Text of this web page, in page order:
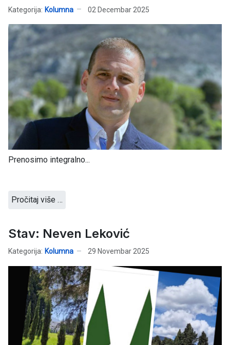
Kategorija: Kolumna 02 Decembar 2025
Prenosimo integralno...
Pročitaj više …
Stav: Neven Leković
Kategorija: Kolumna 29 Novembar 2025